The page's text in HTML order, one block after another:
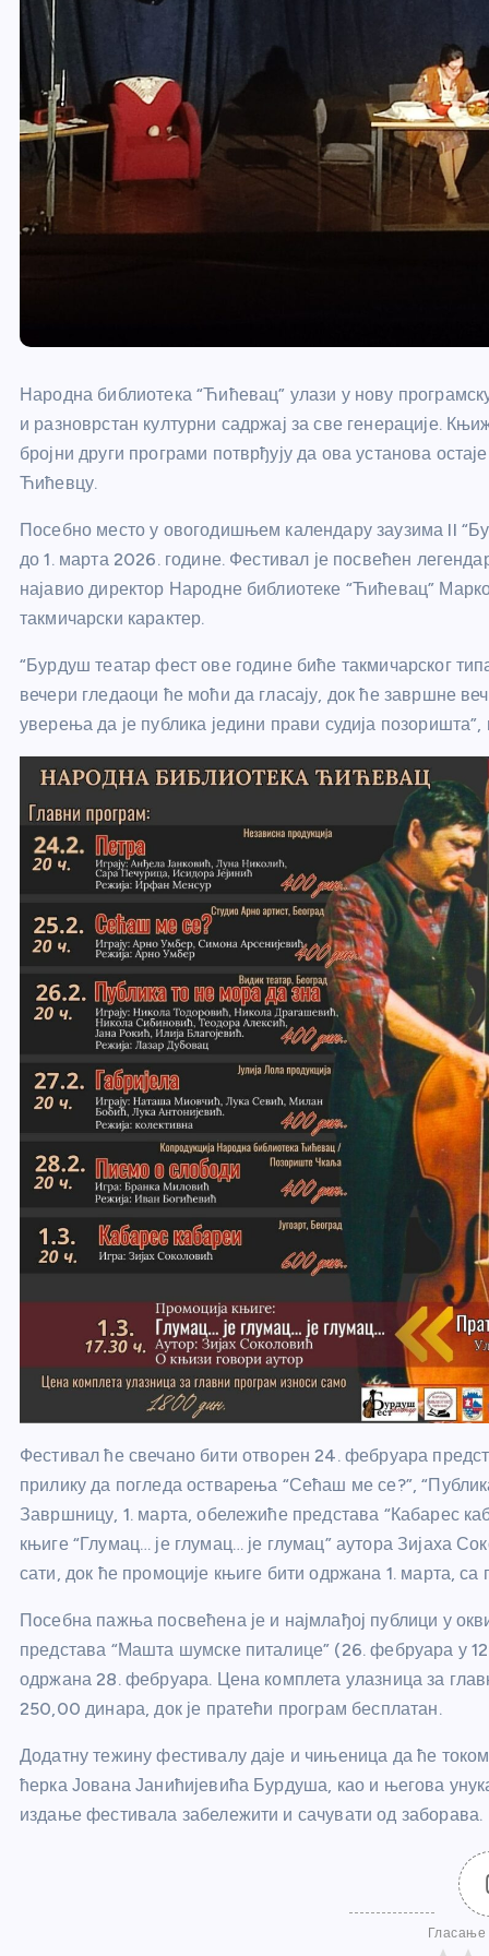
Народна библиотека “Ћићевац” улази у нову
и разноврстан културни садржај за све генерације.
бројни други програми потврђују да ова установа
Ћићевцу.
Посебно место у овогодишњем календару заузима II
до 1. марта 2026. године. Фестивал је посвећен
најавио директор Народне библиотеке “Ћићевац”
такмичарски карактер.
“Бурдуш театар фест ове године биће такмичарског
вечери гледаоци ће моћи да гласају, док ће завршне
уверења да је публика једини прави судија позоришта”,
Фестивал ће свечано бити отворен 24. фебруара
прилику да погледа остварења “Сећаш ме се?”,
Завршницу, 1. марта, обележиће представа “Кабарес
књиге “Глумац… је глумац… је глумац” аутора Зијаха
сати, док ће промоције књиге бити одржана 1. марта, са
Посебна пажња посвећена је и најмлађој публици у
представа “Машта шумске питалице” (26. фебруара у
одржана 28. фебруара. Цена комплета улазница за
250,00 динара, док је пратећи програм бесплатан.
Додатну тежину фестивалу даје и чињеница да ће
ћерка Јована Јанићијевића Бурдуша, као и његова
издање фестивала забележити и сачувати од заборава.
Гласање